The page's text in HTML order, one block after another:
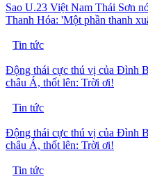
Sao U.23 Việt Nam Thái Sơn
Thanh Hóa: 'Một phần thanh
Tin tức
Động thái cực thú vị của Đình
châu Á, thốt lên: Trời ơi!
Tin tức
Động thái cực thú vị của Đình
châu Á, thốt lên: Trời ơi!
Tin tức